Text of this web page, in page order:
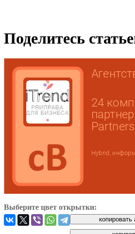
Поделитесь
Выберите цвет открытки: